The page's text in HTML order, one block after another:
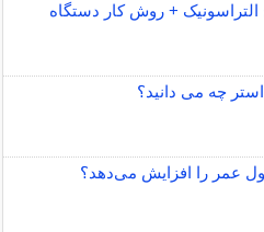
التراسونیک + روش کار دستگاه
چه می دانید؟
عمر را افزایش می‌دهد؟